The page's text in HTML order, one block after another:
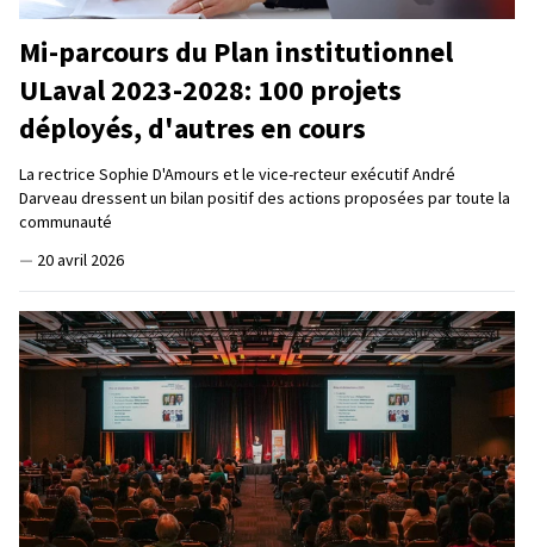
Mi-parcours du Plan institutionnel
ULaval 2023-2028: 100 projets
déployés, d'autres en cours
La rectrice Sophie D'Amours et le vice-recteur exécutif André
Darveau dressent un bilan positif des actions proposées par toute la
communauté
— 20 avril 2026